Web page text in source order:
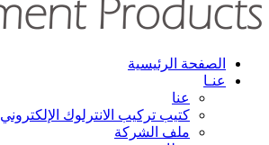
الصفحة الرئيسية
عنـا
عنا
كتيب تركيب الانترلوك الإلكتروني
ملف الشركة